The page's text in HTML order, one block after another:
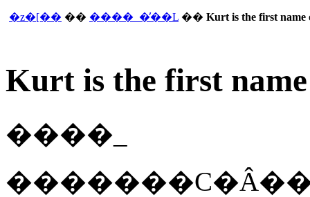
�z�[�� �� ����_�̓��L �� Kurt is the first name
Kurt is the first
����_